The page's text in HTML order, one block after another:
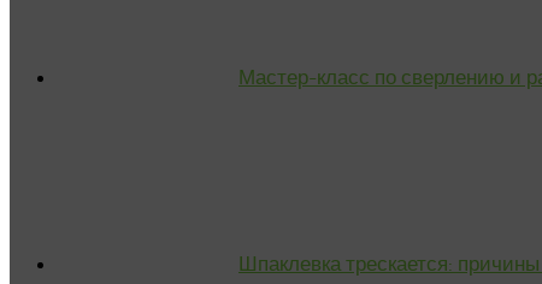
Мастер-класс по сверлению и
Шпаклевка трескается: